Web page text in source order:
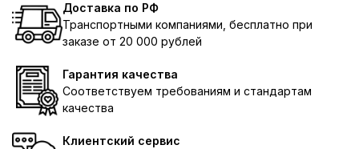
Доставка по РФ
Транспортными компаниями, бесплатно при
заказе от 20 000 рублей
Гарантия качества
Соответствуем требованиям и стандартам
качества
Клиентский сервис